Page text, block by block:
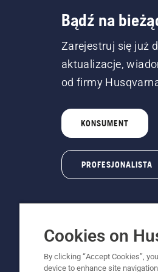
Bądź na
Zarejestruj się już
aktualizacje,
od firmy
KONSUMENT
PROFESJONALISTA
© Husqvarna AB
Cookies on
By clicking “Accept Cookies”,
device to enhance site